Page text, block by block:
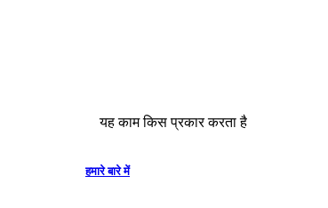
यह काम किस प्रकार करता है
हमारे बारे में